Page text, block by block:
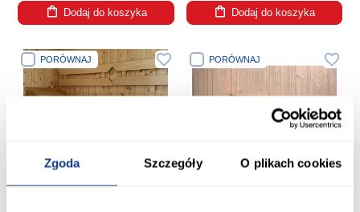
Zgoda Szczegóły O plikach cookies
Dodaj do koszyka Dodaj do koszyka
PORÓWNAJ PORÓWNAJ